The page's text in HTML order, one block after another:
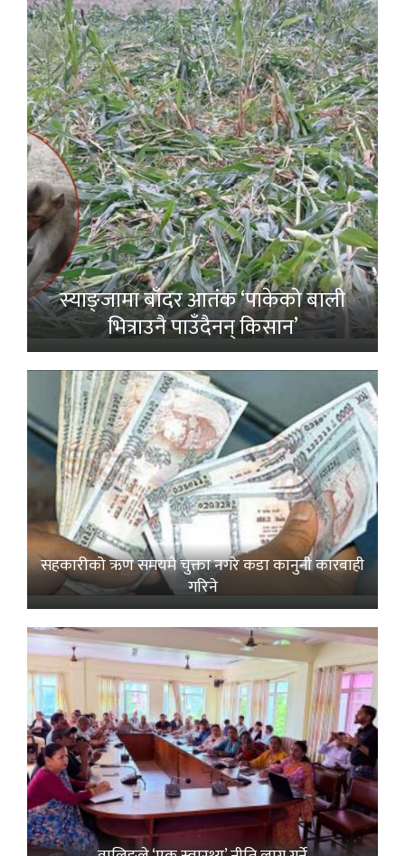
स्याङ्जामा बाँदर आतंक ‘पाकेको बाली
भित्राउनै पाउँदैनन् किसान’
सहकारीको ऋण समयमै चुक्ता नगरे कडा कानुनी कारबाही
गरिने